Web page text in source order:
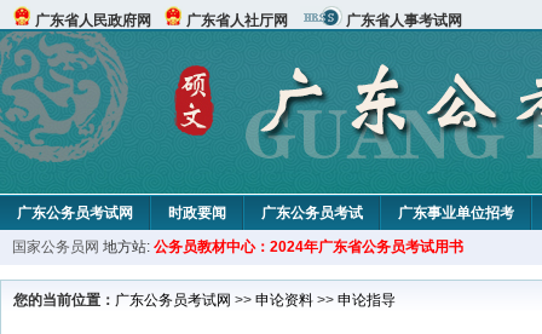
广东省人民政府网 广东省人社厅网 广东省人事考试网
广东公务员考试网 时政要闻 广东公务员考试
广东事业单位招考
国家公务员网 地方站: 公务员教材中心：2024年广东省公务员考试用书
您的当前位置： 广东公务员考试网 >> 申论资料 >> 申论指导